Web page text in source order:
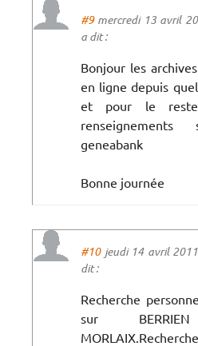
#9mercredi 13 avril
a dit :
Bonjour les
en ligne depuis
et pour le
renseignements
geneabank
Bonne journée
#10jeudi 14 avril 2011
dit :
Recherche
sur